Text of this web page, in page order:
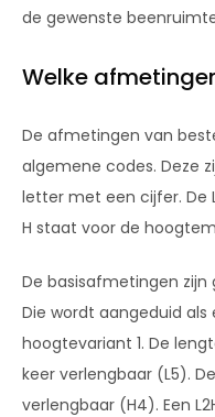
de gewenste
Welke
De afmetingen van
algemene codes. Deze
letter met een cijfer. De
H staat voor de
De basisafmetingen zijn
Die wordt aangeduid als
hoogtevariant 1. De
keer verlengbaar (L5).
verlengbaar (H4). Een